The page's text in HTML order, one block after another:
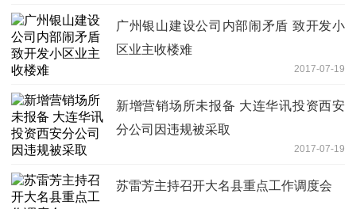
广州银山建设公司内部闹矛盾 致开发小
区业主收楼难
2017-07-19
新增营销场所未报备 大连华讯投资西安
分公司因违规被采取
2017-07-19
苏雷芳主持召开大名县重点工作调度会